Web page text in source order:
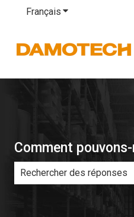
Français Afficher le sous-
Comment
Il n'y a aucune